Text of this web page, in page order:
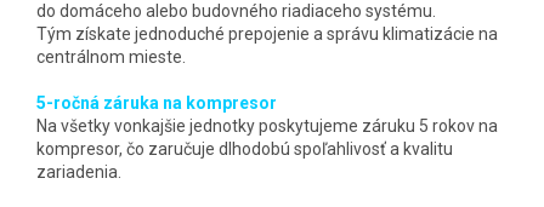
do domáceho alebo budovného riadiaceho systému.
Tým získate jednoduché prepojenie a správu klimatizácie na
centrálnom mieste.
5-ročná záruka na kompresor
Na všetky vonkajšie jednotky poskytujeme záruku 5 rokov na
kompresor, čo zaručuje dlhodobú spoľahlivosť a kvalitu
zariadenia.